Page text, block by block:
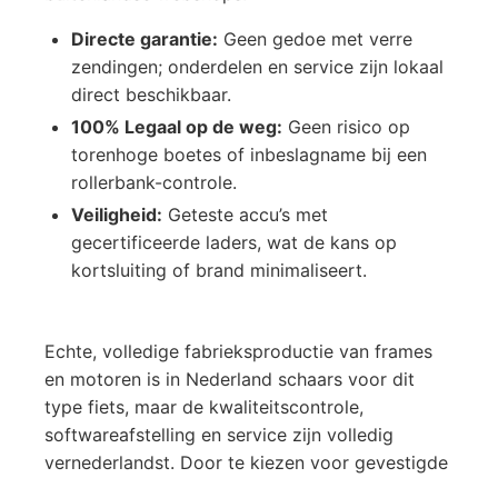
Directe garantie: Geen gedoe met verre
zendingen; onderdelen en service zijn lokaal
direct beschikbaar.
100% Legaal op de weg: Geen risico op
torenhoge boetes of inbeslagname bij een
rollerbank-controle.
Veiligheid: Geteste accu’s met
gecertificeerde laders, wat de kans op
kortsluiting of brand minimaliseert.
Echte, volledige fabrieksproductie van frames
en motoren is in Nederland schaars voor dit
type fiets, maar de kwaliteitscontrole,
softwareafstelling en service zijn volledig
vernederlandst. Door te kiezen voor gevestigde